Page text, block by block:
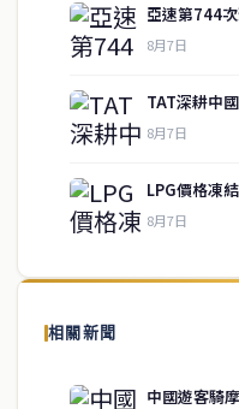
亞速第744
8月7日
TAT深耕中
8月7日
LPG價格凍
8月7日
相關新聞
中國遊客騎
關於我們
泰國中文新聞（TCN）是一
供即時、客觀、多元的中文新
service@thaichinesenews.com